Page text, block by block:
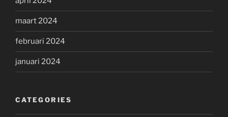
maart 2024
februari 2024
januari 2024
CATEGORIES